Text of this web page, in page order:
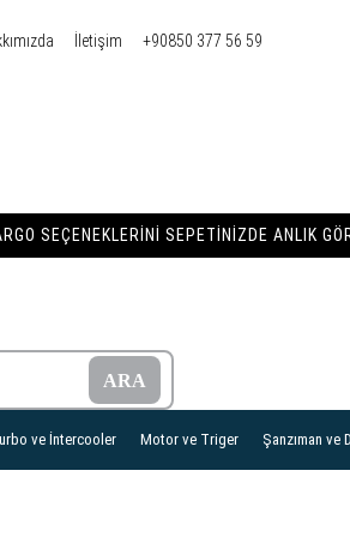
İletişim +90850 377 56 59
SEÇENEKLERINI SEPETINIZDE ANLIK
ve İntercooler Motor ve Triger Şanzıman ve